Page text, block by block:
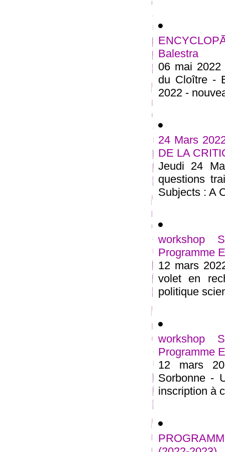
Balestra
06 mai 2022
du Cloître -
2022 -
24 Mars
DE LA
Jeudi 24
questions
Subjects : A
workshop
Programme
12 mars
volet en
politique
workshop
Programme
12 mars
Sorbonne -
inscription à